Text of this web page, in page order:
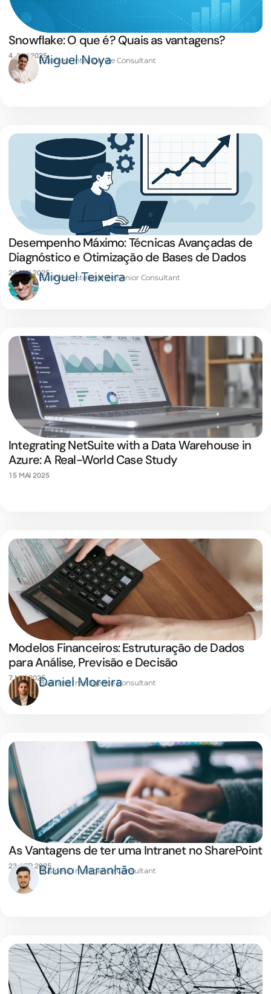
Snowflake: O que é? Quais as vantagens?
4 JUN 2025Miguel Noya
Business Intelligence Consultant
Desempenho Máximo: Técnicas Avançadas de
Diagnóstico e Otimização de Bases de Dados
29 MAI 2025Miguel Teixeira
Business Intelligence Senior Consultant
Integrating NetSuite with a Data Warehouse in
Azure: A Real-World Case Study
15 MAI 2025
Modelos Financeiros: Estruturação de Dados
para Análise, Previsão e Decisão
7 MAI 2025Daniel Moreira
Business Intelligence Consultant
As Vantagens de ter uma Intranet no SharePoint
23 ABR 2025Bruno Maranhão
Business Intelligence Consultant